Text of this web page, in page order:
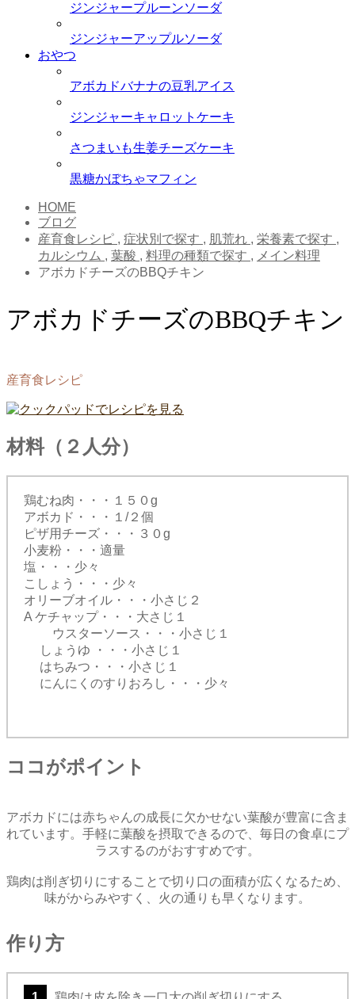
ジンジャープルーンソーダ
ジンジャーアップルソーダ
おやつ
アボカドバナナの豆乳アイス
ジンジャーキャロットケーキ
さつまいも生姜チーズケーキ
黒糖かぼちゃマフィン
HOME
ブログ
産育食レシピ , 症状別で探す , 肌荒れ , 栄養素で探す ,
カルシウム , 葉酸 , 料理の種類で探す , メイン料理
アボカドチーズのBBQチキン
アボカドチーズのBBQチキン
産育食レシピ
材料（２人分）
鶏むね肉・・・１５０g
アボカド・・・１/２個
ピザ用チーズ・・・３０g
小麦粉・・・適量
塩・・・少々
こしょう・・・少々
オリーブオイル・・・小さじ２
A ケチャップ・・・大さじ１
ウスターソース・・・小さじ１
しょうゆ ・・・小さじ１
はちみつ・・・小さじ１
にんにくのすりおろし・・・少々
ココがポイント
アボカドには赤ちゃんの成長に欠かせない葉酸が豊富に含ま
れています。手軽に葉酸を摂取できるので、毎日の食卓にプ
ラスするのがおすすめです。
鶏肉は削ぎ切りにすることで切り口の面積が広くなるため、
味がからみやすく、火の通りも早くなります。
作り方